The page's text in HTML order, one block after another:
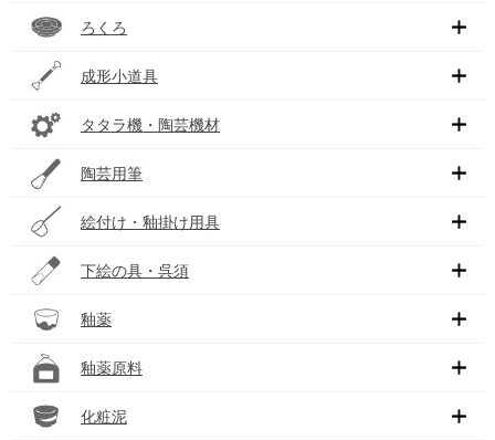
ろくろ
成形小道具
タタラ機・陶芸機材
陶芸用筆
絵付け・釉掛け用具
下絵の具・呉須
釉薬
釉薬原料
化粧泥